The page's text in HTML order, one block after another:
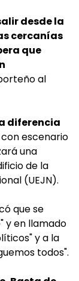
desde la
cercanías
que
al
diferencia
escenario
una
de la
(UEJN).
que se
y en llamado
y a la
todos".